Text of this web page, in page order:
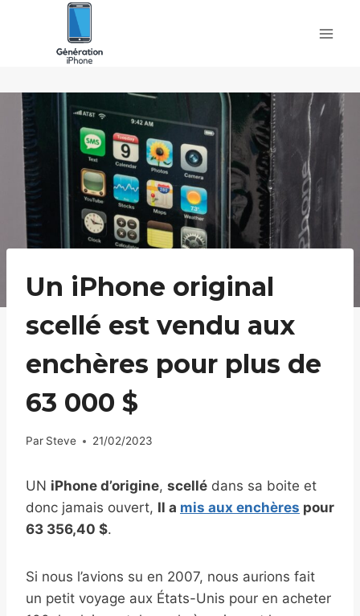
Un iPhone original
scellé est vendu aux
enchères pour plus de
63 000 $
Par Steve 21/02/2023
UN iPhone d’origine, scellé dans sa boite et
donc jamais ouvert, Il a mis aux enchères pour
63 356,40 $.
Si nous l’avions su en 2007, nous aurions fait
un petit voyage aux États-Unis pour en acheter